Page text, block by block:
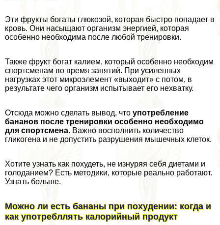
Эти фрукты богаты глюкозой, которая быстро попадает в
кровь. Они насыщают организм энергией, которая
особенно необходима после любой тренировки.
Также фрукт богат калием, который особенно необходим
спортсменам во время занятий. При усиленных
нагрузках этот микроэлемент «выходит» с потом, в
результате чего организм испытывает его нехватку.
Отсюда можно сделать вывод, что употрeбление
бананов после тренировки особенно необходимо
для спортсмена. Важно восполнить количество
гликогена и не допустить разрушения мышечных клеток.
Хотите узнать как похудеть, не изнуряя себя диетами и
голоданием? Есть методики, которые реально работают.
Узнать больше.
Можно ли есть бананы при похудении: когда и
как употрeбллять калорийный продукт